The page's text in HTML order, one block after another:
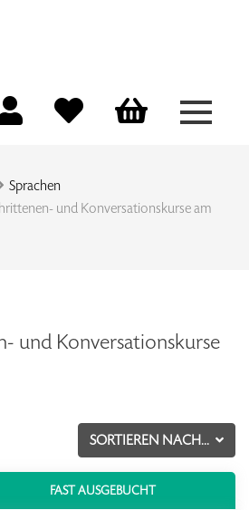
Menü
Sprachen
und Konversationskurse am
und Konversationskurse
SORTIEREN NACH...
FAST AUSGEBUCHT